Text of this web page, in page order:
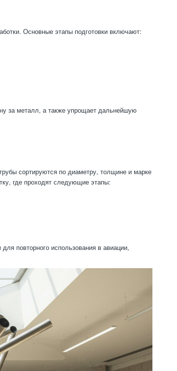
Основные этапы подготовки включают:
за металл, а также упрощает дальнейшую
сортируются по диаметру, толщине и марке
где проходят следующие этапы:
повторного использования в авиации,